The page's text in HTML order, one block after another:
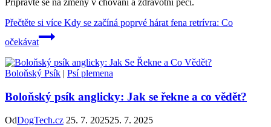
Připravte se na změny v chování a zdravotní péči.
Přečtěte si více Kdy se začíná poprvé hárat fena retrívra: Co
očekávat
Boloňský Psík | Psí plemena
Boloňský psík anglicky: Jak se řekne a co vědět?
OdDogTech.cz 25. 7. 202525. 7. 2025